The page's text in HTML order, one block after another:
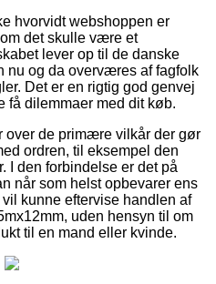
hvorvidt webshoppen er
det skulle være et
lever op til de danske
nu og da overværes af fagfolk
Det er en rigtig god genvej
få dilemmaer med dit køb.
over de primære vilkår der gør
ordren, til eksempel den
I den forbindelse er det på
når som helst opbevarer ens
kunne eftervise handlen af
uden hensyn til om
til en mand eller kvinde.